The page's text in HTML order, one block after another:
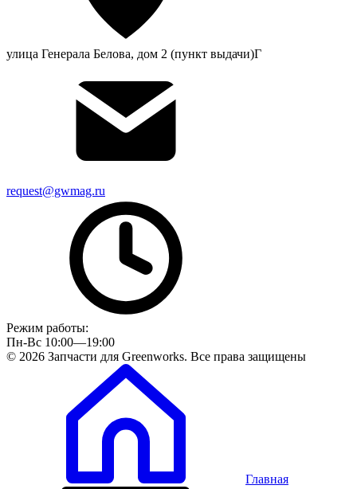
улица Генерала Белова, дом 2 (пункт выдачи)Г
request@gwmag.ru
Режим работы:
Пн-Вс 10:00—19:00
© 2026 Запчасти для Greenworks. Все права защищены
Главная